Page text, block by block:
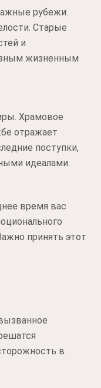
рубежи.
Старые
и
жизненным
Храмовое
отражает
поступки,
идеалами.
время вас
принять этот
в